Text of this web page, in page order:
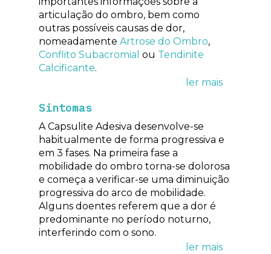
articulação do ombro, bem como
outras possíveis causas de dor,
nomeadamente Artrose do Ombro,
Conflito Subacromial ou Tendinite
Calcificante.
Sintomas
A Capsulite Adesiva desenvolve-se
habitualmente de forma progressiva e
em 3 fases. Na primeira fase a
mobilidade do ombro torna-se dolorosa
e começa a verificar-se uma diminuição
progressiva do arco de mobilidade.
Alguns doentes referem que a dor é
predominante no período noturno,
interferindo com o sono.